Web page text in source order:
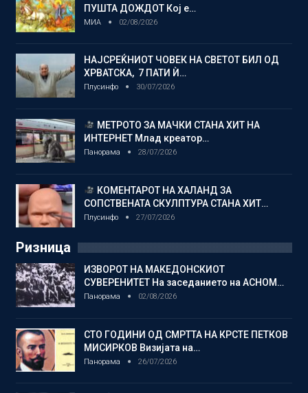
ПУШТА ДОЖДОТ Кој е…
МИА 02/08/2026
НАЈСРЕЌНИОТ ЧОВЕК НА СВЕТОТ БИЛ ОД
ХРВАТСКА, 7 ПАТИ Ѝ…
Плусинфо 30/07/2026
МЕТРОТО ЗА МАЧКИ СТАНА ХИТ НА
ИНТЕРНЕТ Млад креатор…
Панорама 28/07/2026
КОМЕНТАРОТ НА ХАЛАНД ЗА
СОПСТВЕНАТА СКУЛПТУРА СТАНА ХИТ…
Плусинфо 27/07/2026
Ризница
ИЗВОРОТ НА МАКЕДОНСКИОТ
СУВЕРЕНИТЕТ На заседанието на АСНОМ…
Панорама 02/08/2026
СТО ГОДИНИ ОД СМРТТА НА КРСТЕ ПЕТКОВ
МИСИРКОВ Визијата на…
Панорама 26/07/2026